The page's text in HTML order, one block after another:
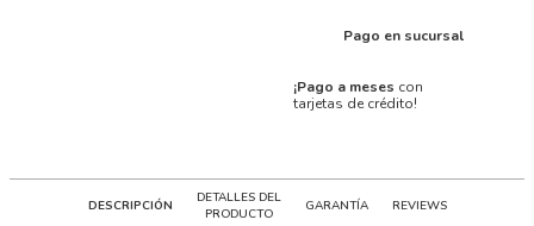
Pago en sucursal
¡Pago a meses con
tarjetas de crédito!
DESCRIPCIÓN
DETALLES DEL
PRODUCTO
GARANTÍA REVIEWS